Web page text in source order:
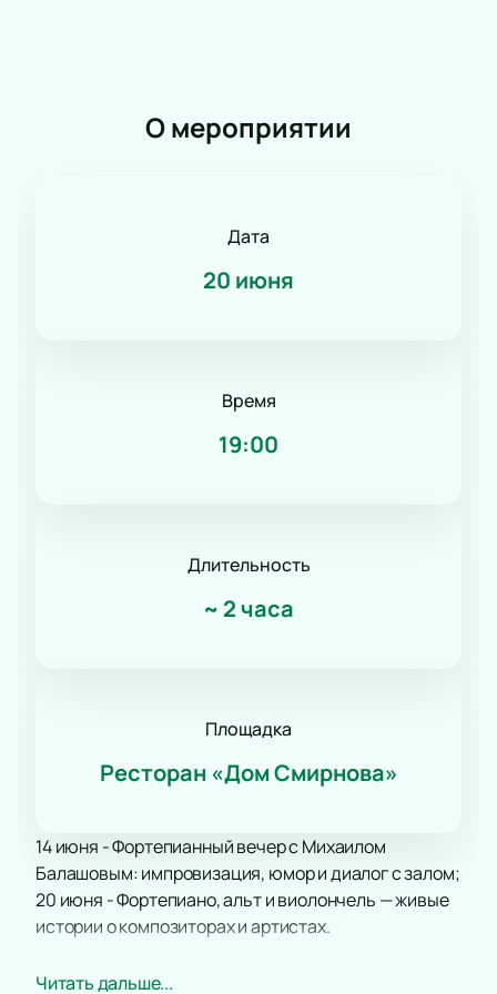
Шоу иллюзионистовО мероприятии
Дата
20 июня
Время
19:00
Длительность
~ 2 часа
Площадка
Ресторан «Дом Смирнова»
14 июня - Фортепианный вечер с Михаилом
Балашовым: импровизация, юмор и диалог с залом;
20 июня - Фортепиано, альт и виолончель — живые
истории о композиторах и артистах.
Место проведения
Читать дальше...